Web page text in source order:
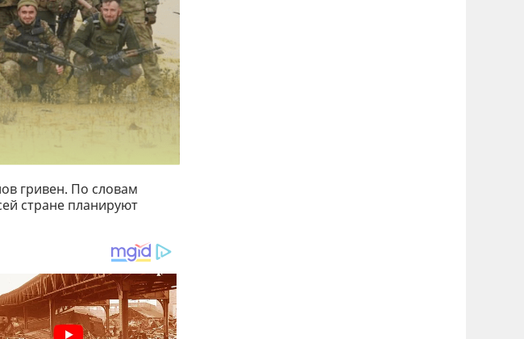
гривен. По словам
стране планируют